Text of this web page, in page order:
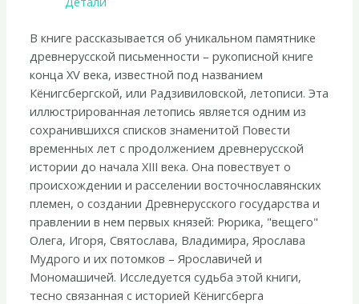
В книге рассказывается об уникальном памятнике
древнерусской письменности – рукописной книге
конца XV века, известной под названием
Кёнигсбергской, или Радзивиловской, летописи. Эта
иллюстрированная летопись является одним из
сохранившихся списков знаменитой Повести
временных лет с продолжением древнерусской
истории до начала XIII века. Она повествует о
происхождении и расселении восточнославянских
племен, о создании Древнерусского государства и
правлении в нем первых князей: Рюрика, "вещего"
Олега, Игоря, Святослава, Владимира, Ярослава
Мудрого и их потомков – Ярославичей и
Мономашичей. Исследуется судьба этой книги,
тесно связанная с историей Кёнигсберга